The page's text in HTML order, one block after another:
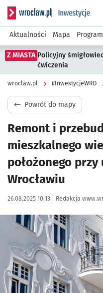
Serwis informacyjny
Aktualności Mapa
Z MIASTA Policyjny
ćwiczenia
wroclaw.pl #InwestycjeWRO
Powrót do mapy
Remont i
mieszkalnego
położonego
Wrocławiu
Data publikacji:
26.08.2025 10:13 | Autor:
Redakcja
Kliknij, aby powiększyć